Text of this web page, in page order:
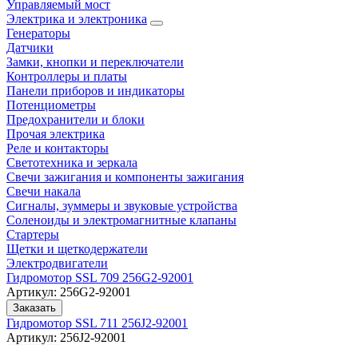
Управляемый мост
Электрика и электроника
Генераторы
Датчики
Замки, кнопки и переключатели
Контроллеры и платы
Панели приборов и индикаторы
Потенциометры
Предохранители и блоки
Прочая электрика
Реле и контакторы
Светотехника и зеркала
Свечи зажигания и компоненты зажигания
Свечи накала
Сигналы, зуммеры и звуковые устройства
Соленоиды и электромагнитные клапаны
Стартеры
Щетки и щеткодержатели
Электродвигатели
Гидромотор SSL 709 256G2-92001
Артикул: 256G2-92001
Заказать
Гидромотор SSL 711 256J2-92001
Артикул: 256J2-92001